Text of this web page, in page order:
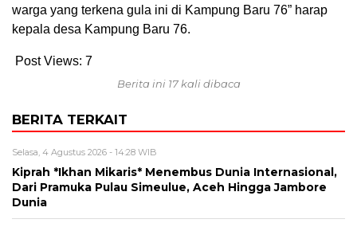
warga yang terkena gula ini di Kampung Baru 76” harap
kepala desa Kampung Baru 76.
Post Views: 7
Berita ini 17 kali dibaca
BERITA TERKAIT
Selasa, 4 Agustus 2026 - 14:28 WIB
Kiprah *Ikhan Mikaris* Menembus Dunia Internasional,
Dari Pramuka Pulau Simeulue, Aceh Hingga Jambore
Dunia